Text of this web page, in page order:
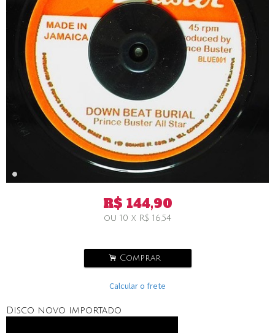
R$ 144,90
ou 10 x R$ 16,54
. Comprar
Calcular o frete
Disco novo importado